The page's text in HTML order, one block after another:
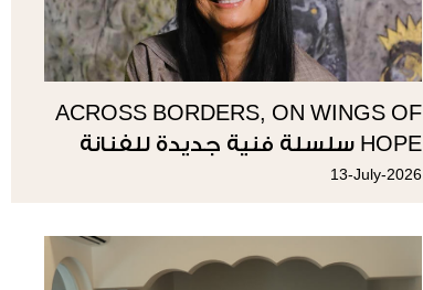
ACROSS BORDERS, ON WINGS OF
HOPE سلسلة فنية جديدة للفنانة
سوزي ناصيف
13-July-2026